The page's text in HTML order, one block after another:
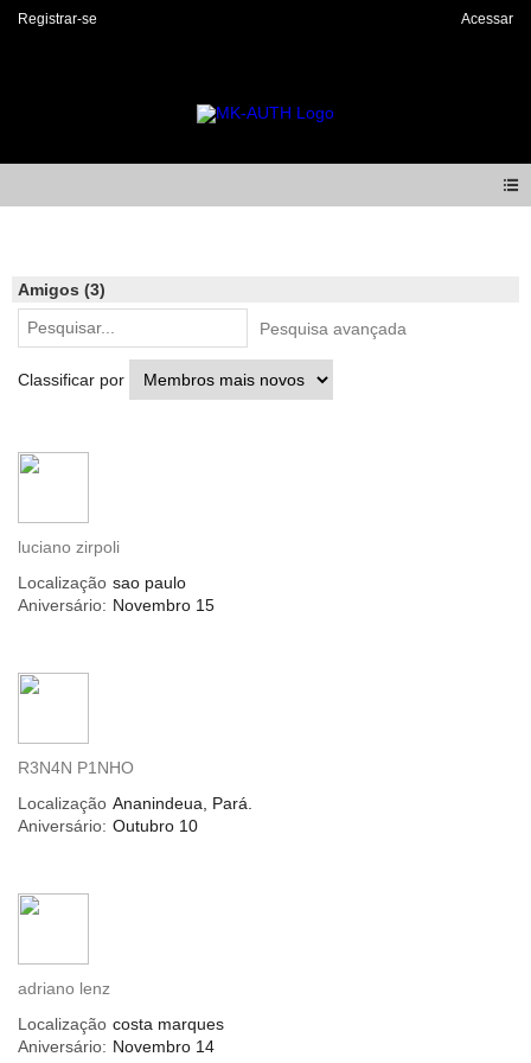
Registrar-se Acessar
Amigos (3)
Classificar por
Pesquisa avançada
luciano zirpoli
Localização sao paulo
Aniversário: Novembro 15
R3N4N P1NHO
Localização Ananindeua, Pará.
Aniversário: Outubro 10
adriano lenz
Localização costa marques
Aniversário: Novembro 14